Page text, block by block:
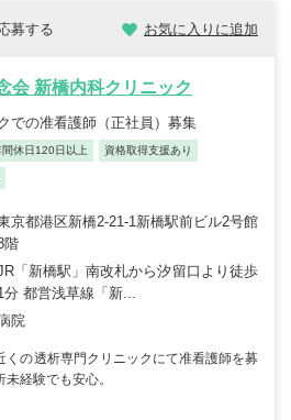
募する お気に入りに追加
会 新橋内科クリニック
での准看護師（正社員）募集
間休日120日以上 資格取得支援あり
京都港区新橋2-21-1新橋駅前ビル2号館
階
「新橋駅」南改札から汐留口より徒歩
分 都営浅草線「新...
院
くの透析専門クリニックにて准看護師を募
経験でも安心。